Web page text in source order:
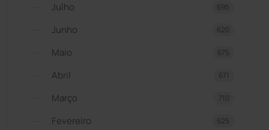
Julho 695
Junho 620
Maio 675
Abril 671
Março 710
Fevereiro 625